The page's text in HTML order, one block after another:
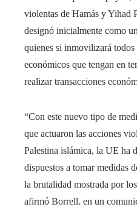
violentas de Hamás y Yihad
designó inicialmente como
quienes si inmovilizará
económicos que tengan en
realizar transacciones
“Con este nuevo tipo de
que actuaron las acciones
Palestina islámica, la UE ha
dispuestos a tomar medidas
la brutalidad mostrada por
afirmó Borrell. en un